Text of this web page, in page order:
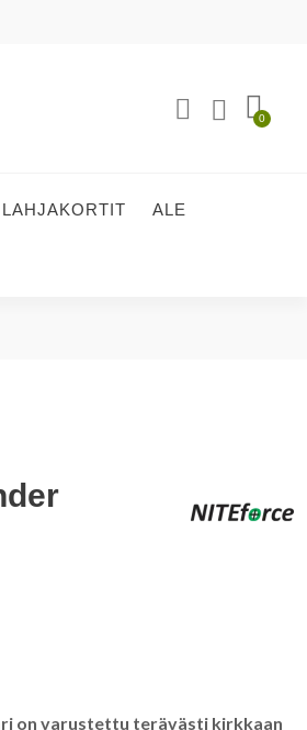
LAHJAKORTIT ALE
on varustettu terävästi kirkkaan